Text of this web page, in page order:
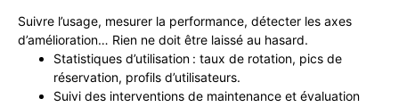
Suivre l’usage, mesurer la performance, détecter les axes
d’amélioration… Rien ne doit être laissé au hasard.
Statistiques d’utilisation : taux de rotation, pics de
réservation, profils d’utilisateurs.
Suivi des interventions de maintenance et évaluation